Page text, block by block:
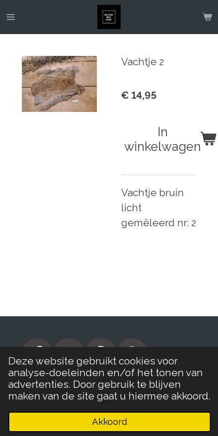
Deze website gebruikt cookies voor
analyse-doeleinden en/of het tonen van
advertenties. Door gebruik te blijven
maken van de site gaat u hiermee akkoord.
Akkoord
Ga
hoofdinhoud
Vachtje 2
€ 14,95
In
winkelwagen
Vachtje bruin
licht
gemêleerd nr: 2
F
a
c
e
I
n
s
t
P
i
n
t
e
W
h
a
t
© 2019 - 2026 Restyled Best Stoer